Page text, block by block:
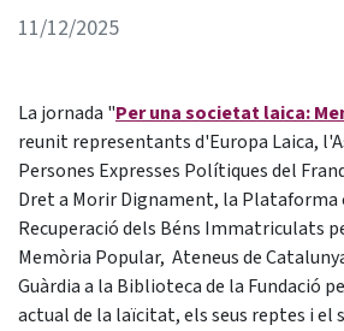
11/12/2025
La jornada "Per una societat laica:
reunit representants d'Europa Laica,
Persones Expresses Polítiques del
Dret a Morir Dignament, la Plataforma
Recuperació dels Béns Immatriculats
Memòria Popular, Ateneus de
Guàrdia a la Biblioteca de la Fundació
actual de la laïcitat, els seus reptes i el